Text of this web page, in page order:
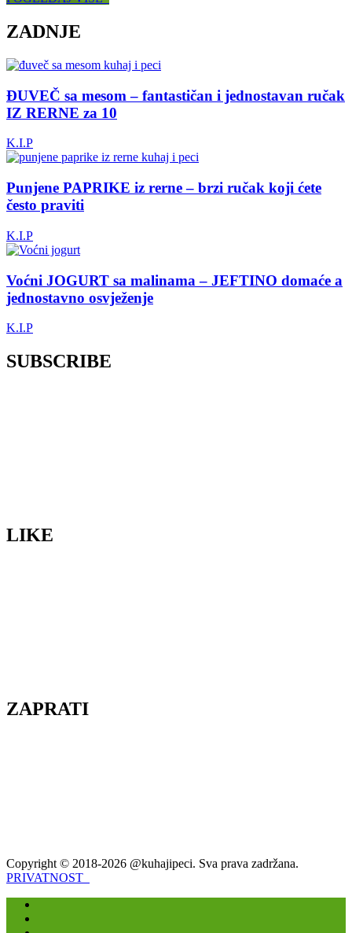
ZADNJE
ĐUVEČ sa mesom – fantastičan i jednostavan ručak
IZ RERNE za 10
K.I.P
Punjene PAPRIKE iz rerne – brzi ručak koji ćete
često praviti
K.I.P
Voćni JOGURT sa malinama – JEFTINO domaće a
jednostavno osvježenje
K.I.P
SUBSCRIBE
LIKE
ZAPRATI
Copyright © 2018-2026 @kuhajipeci. Sva prava zadržana.
PRIVATNOST